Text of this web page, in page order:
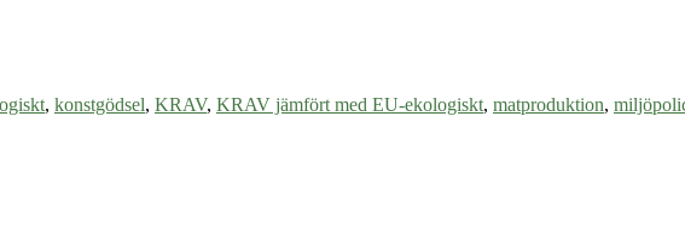
, konstgödsel, KRAV, KRAV jämfört med EU-ekologiskt, matproduktion,